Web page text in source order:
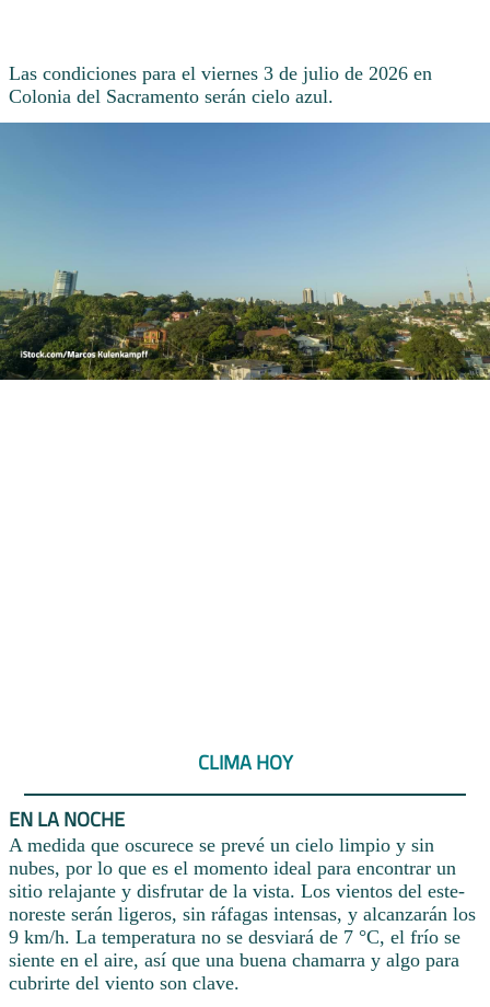
Las condiciones para el viernes 3 de julio de 2026 en
Colonia del Sacramento serán cielo azul.
CLIMA HOY
EN LA NOCHE
A medida que oscurece se prevé un cielo limpio y sin
nubes, por lo que es el momento ideal para encontrar un
sitio relajante y disfrutar de la vista. Los vientos del este-
noreste serán ligeros, sin ráfagas intensas, y alcanzarán los
9 km/h. La temperatura no se desviará de 7 °C, el frío se
siente en el aire, así que una buena chamarra y algo para
cubrirte del viento son clave.